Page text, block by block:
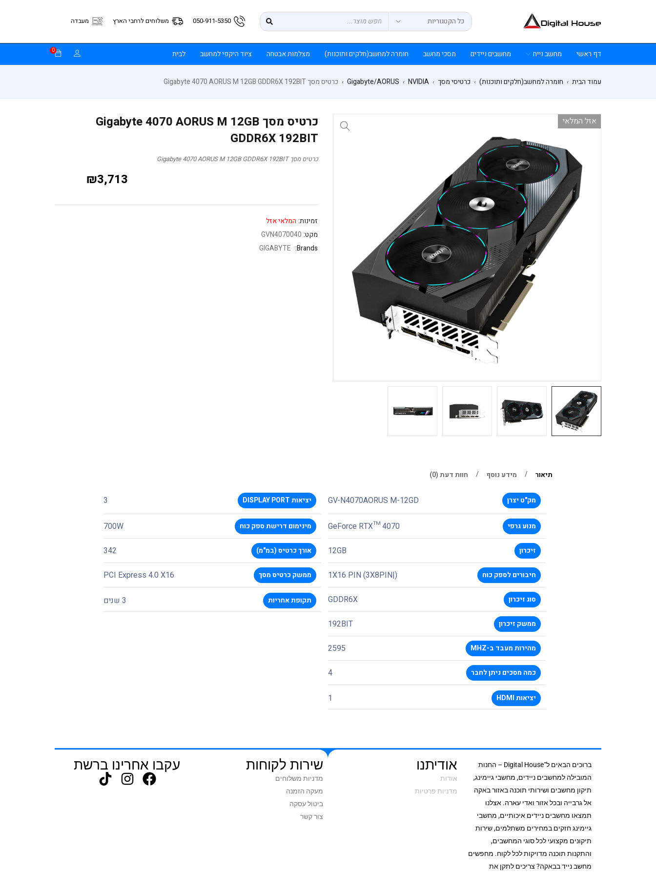
050-911-5350 משלוחים לרחבי הארץ מעבדה
דף ראשי מחשב נייח מחשבים ניידים מסכי מחשב חומרה למחשב(חלקים ותוכנות) מצלמות אבטחה ציוד היקפי למחשב לבית 0
עמוד הבית › חומרה למחשב(חלקים ותוכנות) › כרטיסי מסך ›
NVIDIA
›
Gigabyte/AORUS
› כרטיס מסך Gigabyte 4070 AORUS M 12GB GDDR6X 192BIT
אזל המלאי
כרטיס מסך Gigabyte 4070 AORUS M 12GB
GDDR6X 192BIT
כרטיס מסך Gigabyte 4070 AORUS M 12GB GDDR6X 192BIT
₪3,713
זמינות: המלאי אזל
מקט: GVN4070040
Brands:
GIGABYTE
תיאור מידע נוסף חוות דעת (0)
מק"ט יצרן GV-N4070AORUS M-12GD
מנוע גרפי GeForce RTX™ 4070
זיכרון 12GB
חיבורים לספק כוח 1X16 PIN (3X8PIN|)
סוג זיכרון GDDR6X
ממשק זיכרון 192BIT
מהירות מעבד ב-MHZ 2595
כמה מסכים ניתן לחבר 4
יציאות HDMI 1
יציאות DISPLAY PORT 3
מינימום דרישת ספק כוח 700W
אורך כרטיס (במ"מ) 342
ממשק כרטיס מסך PCI Express 4.0 X16
תקופת אחריות 3 שנים
ברוכים הבאים ל־Digital House – החנות
המובילה למחשבים ניידים, מחשבי גיימינג,
תיקון מחשבים ושירותי תוכנה באזור באקה
אל גרבייה ובכל אזור ואדי עארה. אצלנו
תמצאו מחשבים ניידים איכותיים, מחשבי
גיימינג חזקים במחירים משתלמים, שירות
תיקונים מקצועי לכל סוגי המחשבים,
והתקנות תוכנה מדויקות לכל לקוח. מחפשים
מחשב נייד בבאקה? צריכים לתקן את
אודיתנו
אודות
מדניות פרטיות
שירות לקוחות
מדניות משלוחים
מעקה הזמנה
ביטול עסקה
צור קשר
עקבו אחרינו ברשת